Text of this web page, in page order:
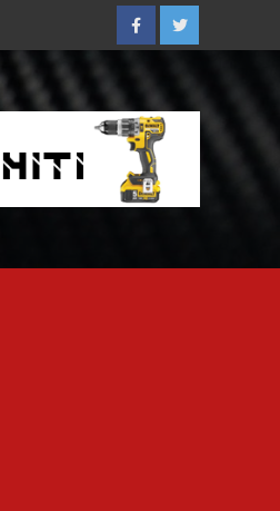
FacebookTwitter